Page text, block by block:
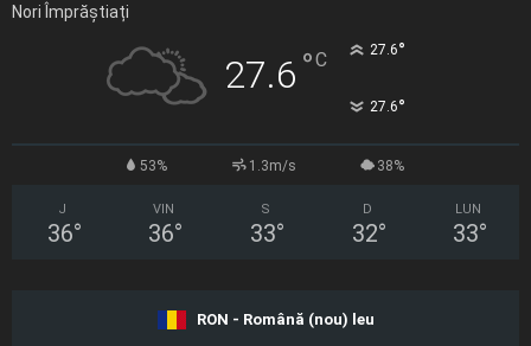
Nori Împrăștiați
27.6 °C 27.6°
27.6°
53% 1.3m/s 38%
J
36°
VIN
36°
S
33°
D
32°
LUN
33°
RON - Română (nou) leu